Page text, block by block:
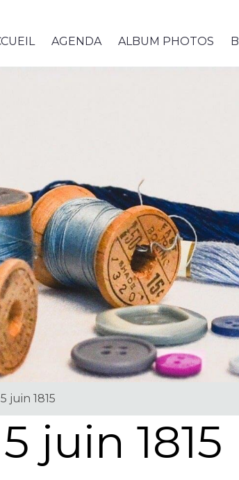
AGENDA ALBUM PHOTOS
juin 1815
juin 1815